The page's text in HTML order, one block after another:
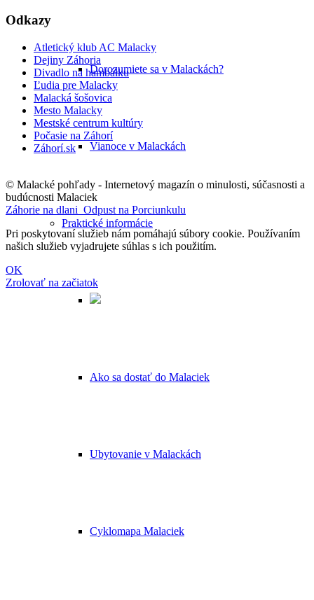
Dorozumiete sa v Malackách?
Vianoce v Malackách
Praktické informácie
Ako sa dostať do Malaciek
Ubytovanie v Malackách
Cyklomapa Malaciek
Odkazy
Atletický klub AC Malacky
Dejiny Záhoria
Divadlo na hambálku
Ľudia pre Malacky
Malacká šošovica
Mesto Malacky
Mestské centrum kultúry
Počasie na Záhorí
Záhorí.sk
© Malacké pohľady - Internetový magazín o minulosti, súčasnosti a
budúcnosti Malaciek
Záhorie na dlani Odpust na Porciunkulu
Pri poskytovaní služieb nám pomáhajú súbory cookie. Používaním
našich služieb vyjadrujete súhlas s ich použitím.
OK
Zrolovať na začiatok